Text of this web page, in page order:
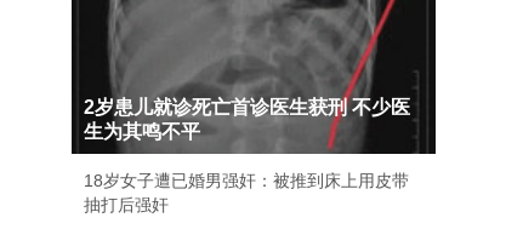
2岁患儿就诊死亡首诊医生获刑 不少医
生为其鸣不平
18岁女子遭已婚男强奸：被推到床上用皮带
抽打后强奸